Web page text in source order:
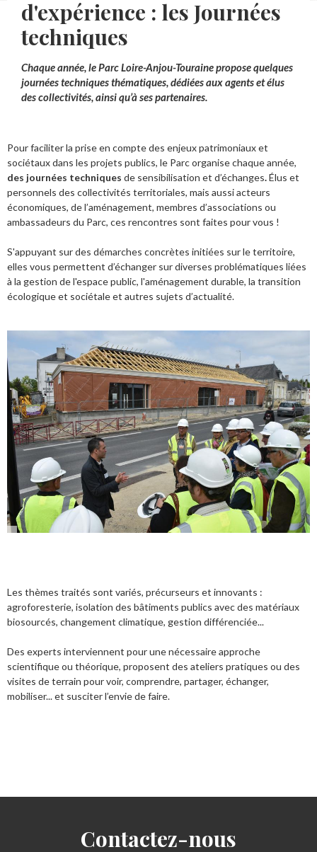
d'expérience : les Journées
techniques
Chaque année, le Parc Loire-Anjou-Touraine propose quelques
journées techniques thématiques, dédiées aux agents et élus
des collectivités, ainsi qu’à ses partenaires.
Pour faciliter la prise en compte des enjeux patrimoniaux et
sociétaux dans les projets publics, le Parc organise chaque année,
des journées techniques de sensibilisation et d’échanges.Élus et
personnels des collectivités territoriales, mais aussi acteurs
économiques, de l’aménagement, membres d’associations ou
ambassadeurs du Parc, ces rencontres sont faites pour vous !
S'appuyant sur des démarches concrètes initiées sur le territoire,
elles vous permettent d’échanger sur diverses problématiques liées
à la gestion de l'espace public, l'aménagement durable, la transition
écologique et sociétale et autres sujets d’actualité.
Les thèmes traités sont variés, précurseurs et innovants :
agroforesterie, isolation des bâtiments publics avec des matériaux
biosourcés, changement climatique, gestion différenciée...
Des experts interviennent pour une nécessaire approche
scientifique ou théorique, proposent des ateliers pratiques ou des
visites de terrain pour voir, comprendre, partager, échanger,
mobiliser... et susciter l’envie de faire.
Contactez-nous